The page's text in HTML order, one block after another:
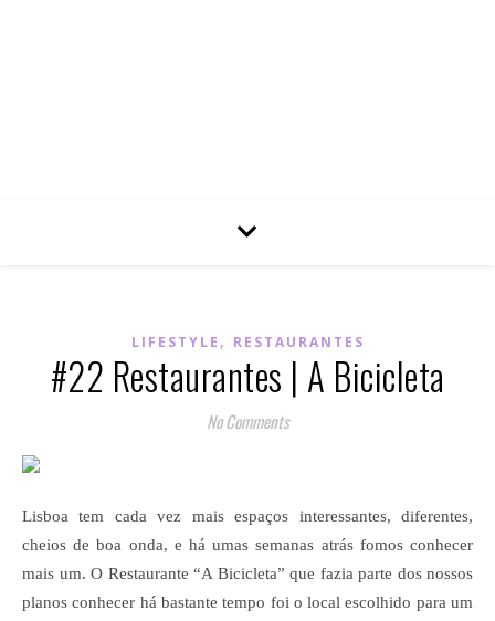
LIFESTYLE , RESTAURANTES
#22 Restaurantes | A Bicicleta
No Comments
Lisboa tem cada vez mais espaços interessantes, diferentes,
cheios de boa onda, e há umas semanas atrás fomos conhecer
mais um. O Restaurante “A Bicicleta” que fazia parte dos nossos
planos conhecer há bastante tempo foi o local escolhido para um